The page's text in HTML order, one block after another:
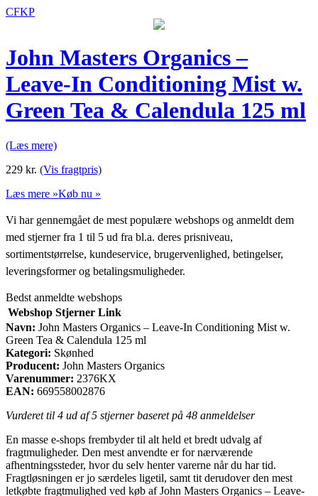
CFKP
John Masters Organics –
Leave-In Conditioning Mist w.
Green Tea & Calendula 125 ml
(Læs mere)
229 kr. (Vis fragtpris)
Læs mere »Køb nu »
Vi har gennemgået de mest populære webshops og anmeldt dem
med stjerner fra 1 til 5 ud fra bl.a. deres prisniveau,
sortimentstørrelse, kundeservice, brugervenlighed, betingelser,
leveringsformer og betalingsmuligheder.
Bedst anmeldte webshops
Webshop Stjerner Link
Navn: John Masters Organics – Leave-In Conditioning Mist w.
Green Tea & Calendula 125 ml
Kategori: Skønhed
Producent: John Masters Organics
Varenummer: 2376KX
EAN: 669558002876
Vurderet til 4 ud af 5 stjerner baseret på 48 anmeldelser
En masse e-shops frembyder til alt held et bredt udvalg af
fragtmuligheder. Den mest anvendte er for nærværende
afhentningssteder, hvor du selv henter varerne når du har tid.
Fragtløsningen er jo særdeles ligetil, samt tit derudover den mest
letkøbte fragtmulighed ved køb af John Masters Organics – Leave-